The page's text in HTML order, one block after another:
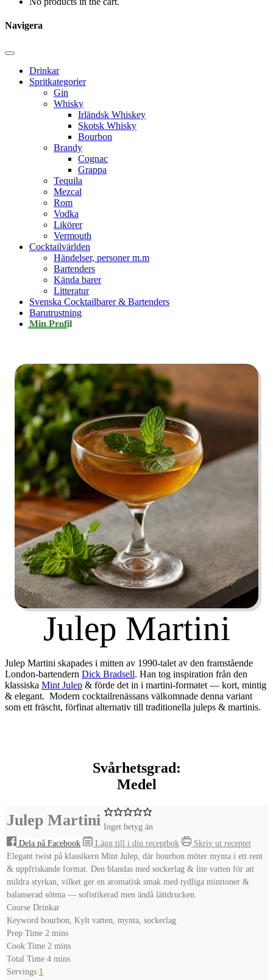
Navigera
Drinkar
Spritkategorier
Gin
Whisky
Irländsk Whiskey
Skotsk Whisky
Bourbon
Brandy
Cognac
Grappa
Tequila
Mezcal
Rom
Vodka
Likörer
Vermouth
Cocktailvärlden
Händelser, personer m.m
Bartenders
Kända barer
Litteratur
Svenska Cocktailbarer & Bartenders
Barutrustning
Min Profil
Julep Martini
Julep Martini skapades i mitten av 1990-talet av den framstående
London-bartendern Dick Bradsell. Han tog inspiration från den
klassiska Mint Julep & förde det in i martini-formatet — kort, mintig
& elegant. Modern cocktailrenässans välkomnade denna variant
som ett fräscht, förfinat alternativ till traditionella juleps & martinis.
Svårhetsgrad:
Medel
Julep Martini Inget betyg än
Dela på Facebook
Lägg till i din receptbok
Skriv ut receptet
Elegant twist på klassikern Mint Julep, där bourbon möter mynta i ett rent
& uppfriskande format. Den blandas med sockerlag & lite vatten för att
mildra styrkan, vilket ger en aromatisk smak med tydliga minttoner &
balanserad sötma — sofistikerad men ändå lättdrucken.
Course Drinkar
Keyword bourbon, Kylt vatten, mynta, sockerlag
Prep Time 2 minutes
mins
Cook Time 2 minutes
mins
Total Time 4minutes
mins
Servings 1